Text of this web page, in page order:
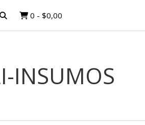
0 - $0,00
INSUMOS